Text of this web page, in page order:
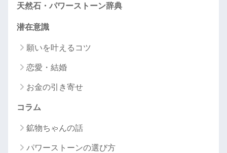
天然石・パワーストーン辞典
潜在意識
願いを叶えるコツ
恋愛・結婚
お金の引き寄せ
コラム
鉱物ちゃんの話
パワーストーンの選び方